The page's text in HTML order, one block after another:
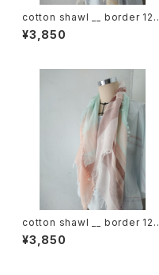
cotton shawl __ border 120
蒲公英w
¥3,850
cotton shawl __ border 120
春麗w
¥3,850